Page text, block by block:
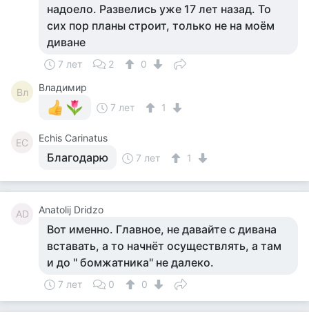
надоело. Развелись уже 17 лет назад. То
сих пор планы строит, только не на моём
диване
7 лет 2 0
Вл
Владимир
7 лет
1
EC Echis Carinatus
Благодарю 7 лет 1
AD Anatolij Dridzo
Вот именно. Главное, не давайте с дивана
вставать, а то начнёт осуществлять, а там
и до " бомжатника" не далеко.
7 лет 0 0